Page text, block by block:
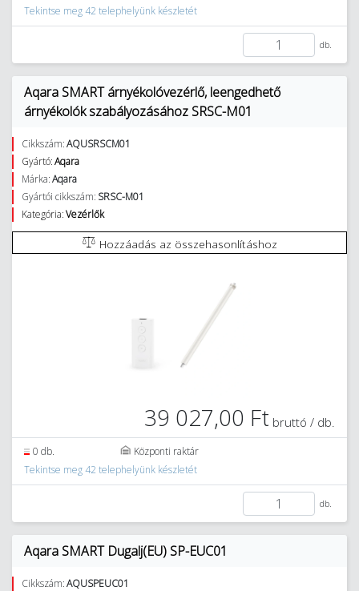
Tekintse meg 42 telephelyünk készletét
db.
Aqara SMART árnyékolóvezérlő, leengedhető
árnyékolók szabályozásához SRSC-M01
Cikkszám:AQUSRSCM01
Gyártó:Aqara
Márka:Aqara
Gyártói cikkszám: SRSC-M01
Kategória:Vezérlők
Hozzáadás az összehasonlításhoz
39 027,00 Ft bruttó / db.
0 db.
Központi raktár
Tekintse meg 42 telephelyünk készletét
db.
Aqara SMART Dugalj(EU) SP-EUC01
Cikkszám:AQUSPEUC01